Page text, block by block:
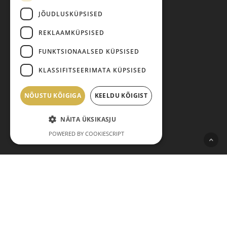
Vahesumma:
Vaata ostukorvi
Toodete tellimine
Maksmine
Järelmaks
Kauba tagastamine
Pretensiooni esitamine
Isikuandmete töötlemine
JÕUDLUSKÜPSISED
REKLAAMKÜPSISED
FUNKTSIONAALSED KÜPSISED
KLASSIFITSEERIMATA KÜPSISED
NÕUSTU KÕIGIGA KEELDU KÕIGIST
NÄITA ÜKSIKASJU
POWERED BY COOKIESCRIPT